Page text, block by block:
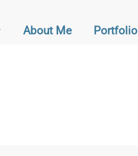
About Me Portfolio